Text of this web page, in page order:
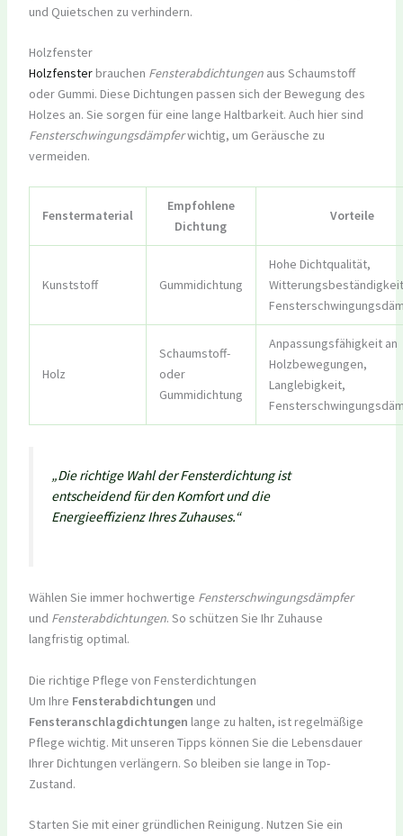
und Quietschen zu verhindern.
Holzfenster
Holzfensterbrauchen Fensterabdichtungenaus Schaumstoff
oder Gummi. Diese Dichtungen passen sich der Bewegung des
Holzes an. Sie sorgen für eine lange Haltbarkeit. Auch hier sind
Fensterschwingungsdämpferwichtig, um Geräusche zu
vermeiden.
Fenstermaterial
Empfohlene
Dichtung
Vorteile
Kunststoff Gummidichtung
Hohe Dichtqualität,
Holz
Schaumstoff-
oder
Gummidichtung
Anpassungsfähigkeit an
Holzbewegungen,
Langlebigkeit,
„Die richtige Wahl der Fensterdichtung ist
entscheidend für den Komfort und die
Energieeffizienz Ihres Zuhauses.“
Wählen Sie immer hochwertige Fensterschwingungsdämpfer
und Fensterabdichtungen. So schützen Sie Ihr Zuhause
langfristig optimal.
Die richtige Pflege von Fensterdichtungen
Um Ihre Fensterabdichtungen und
Fensteranschlagdichtungen lange zu halten, ist regelmäßige
Pflege wichtig. Mit unseren Tipps können Sie die Lebensdauer
Ihrer Dichtungen verlängern. So bleiben sie lange in Top-
Zustand.
Starten Sie mit einer gründlichen Reinigung. Nutzen Sie ein